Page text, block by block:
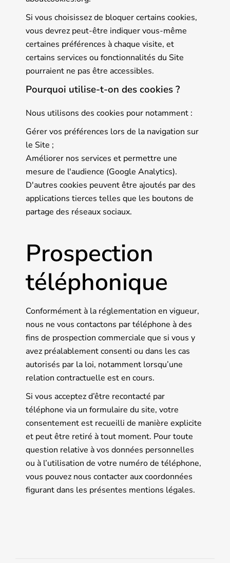
Si vous choisissez de bloquer certains cookies,
vous devrez peut-être indiquer vous-même
certaines préférences à chaque visite, et
certains services ou fonctionnalités du Site
pourraient ne pas être accessibles.
Pourquoi utilise-t-on des cookies ?
Nous utilisons des cookies pour notamment :
Gérer vos préférences lors de la navigation sur
le Site ;
Améliorer nos services et permettre une
mesure de l'audience (Google Analytics).
D'autres cookies peuvent être ajoutés par des
applications tierces telles que les boutons de
partage des réseaux sociaux.
Prospection
téléphonique
Conformément à la réglementation en vigueur,
nous ne vous contactons par téléphone à des
fins de prospection commerciale que si vous y
avez préalablement consenti ou dans les cas
autorisés par la loi, notamment lorsqu’une
relation contractuelle est en cours.
Si vous acceptez d’être recontacté par
téléphone via un formulaire du site, votre
consentement est recueilli de manière explicite
et peut être retiré à tout moment. Pour toute
question relative à vos données personnelles
ou à l’utilisation de votre numéro de téléphone,
vous pouvez nous contacter aux coordonnées
figurant dans les présentes mentions légales.